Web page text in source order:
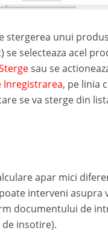
stergerea unui
se selecteaza acel
sau se
Inregistrarea, pe linia
se va sterge din
apar mici
interveni asupra
documentului de
de insotire).